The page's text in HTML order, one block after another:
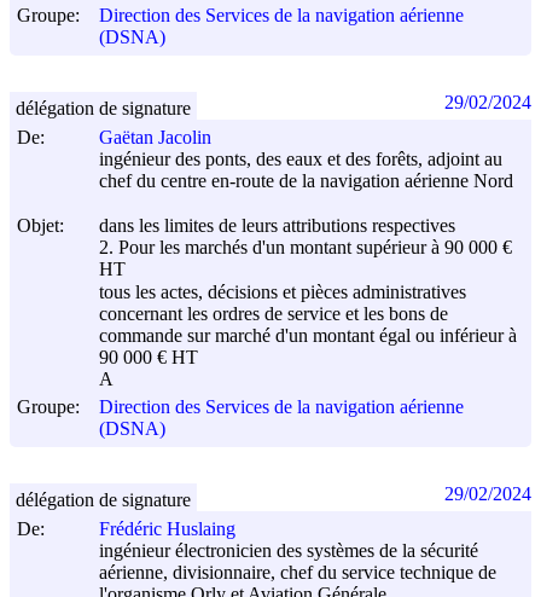
Groupe:
Direction des Services de la navigation aérienne
(DSNA)
De:
Gaëtan Jacolin
ingénieur des ponts, des eaux et des forêts, adjoint au
chef du centre en-route de la navigation aérienne Nord
Objet:
dans les limites de leurs attributions respectives
2. Pour les marchés d'un montant supérieur à 90 000 €
HT
tous les actes, décisions et pièces administratives
concernant les ordres de service et les bons de
commande sur marché d'un montant égal ou inférieur à
90 000 € HT
A
Groupe:
Direction des Services de la navigation aérienne
(DSNA)
délégation de signature 29/02/2024
De:
Frédéric Huslaing
ingénieur électronicien des systèmes de la sécurité
aérienne, divisionnaire, chef du service technique de
délégation de signature 29/02/2024